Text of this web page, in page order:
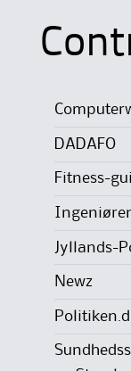
DADAFO
Fitness-
Jyllands-
Newz